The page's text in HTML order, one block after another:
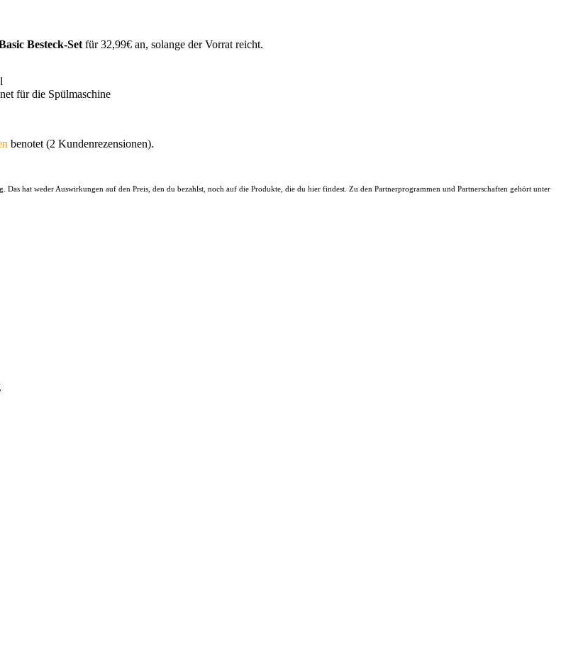
Besteck-Set für 32,99€ an, solange der Vorrat reicht.
für die Spülmaschine
benotet (2 Kundenrezensionen).
hat weder Auswirkungen auf den Preis, den du bezahlst, noch auf die Produkte, die du hier findest. Zu den Partnerprogrammen und Partnerschaften gehört unter